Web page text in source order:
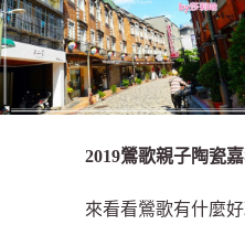
2019鶯歌親子陶瓷
來看看鶯歌有什麼